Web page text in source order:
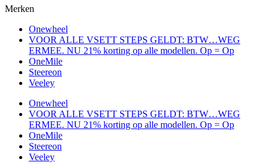
Merken
Onewheel
VOOR ALLE VSETT STEPS GELDT: BTW…WEG
ERMEE. NU 21% korting op alle modellen. Op = Op
OneMile
Steereon
Veeley
Onewheel
VOOR ALLE VSETT STEPS GELDT: BTW…WEG
ERMEE. NU 21% korting op alle modellen. Op = Op
OneMile
Steereon
Veeley